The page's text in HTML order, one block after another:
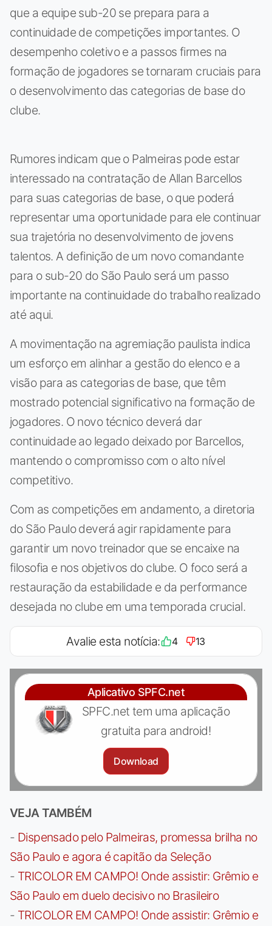
que a equipe sub-20 se prepara para a
continuidade de competições importantes. O
desempenho coletivo e a passos firmes na
formação de jogadores se tornaram cruciais para
o desenvolvimento das categorias de base do
clube.
Rumores indicam que o Palmeiras pode estar
interessado na contratação de Allan Barcellos
para suas categorias de base, o que poderá
representar uma oportunidade para ele continuar
sua trajetória no desenvolvimento de jovens
talentos. A definição de um novo comandante
para o sub-20 do São Paulo será um passo
importante na continuidade do trabalho realizado
até aqui.
A movimentação na agremiação paulista indica
um esforço em alinhar a gestão do elenco e a
visão para as categorias de base, que têm
mostrado potencial significativo na formação de
jogadores. O novo técnico deverá dar
continuidade ao legado deixado por Barcellos,
mantendo o compromisso com o alto nível
competitivo.
Com as competições em andamento, a diretoria
do São Paulo deverá agir rapidamente para
garantir um novo treinador que se encaixe na
filosofia e nos objetivos do clube. O foco será a
restauração da estabilidade e da performance
desejada no clube em uma temporada crucial.
Avalie esta notícia: 4 13
Aplicativo SPFC.net
SPFC.net tem uma aplicação
gratuita para android!
Download
VEJA TAMBÉM
- Dispensado pelo Palmeiras, promessa brilha no
São Paulo e agora é capitão da Seleção
- TRICOLOR EM CAMPO! Onde assistir: Grêmio e
São Paulo em duelo decisivo no Brasileiro
- TRICOLOR EM CAMPO! Onde assistir: Grêmio e